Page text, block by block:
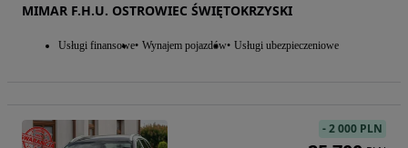
MIMAR F.H.U. OSTROWIEC ŚWIĘTOKRZYSKI
Usługi finansowe Wynajem pojazdów Usługi ubezpieczeniowe
-2 000 PLN